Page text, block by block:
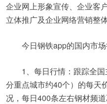
企业网上形象宣传、企业客
立体推广及企业网络营销整
今日钢铁app的国内市场
1、每日行情：跟踪全
分重点城市约40个）的每天
况，每日400条左右钢材频道